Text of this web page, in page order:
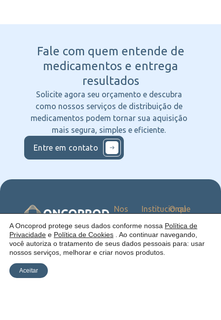
Fale com quem entende de
medicamentos e entrega
resultados
Solicite agora seu orçamento e descubra
como nossos serviços de distribuição de
medicamentos podem tornar sua aquisição
mais segura, simples e eficiente.
Entre em contato
Uma empresa:
Institucional
somos
Como
atuamos
Estrutura
Blog
O que
Serviços
Catálogo
Nos
nas
Redes
A Oncoprod protege seus dados conforme nossa Política de
Privacidade e Política de Cookies . Ao continuar navegando,
você autoriza o tratamento de seus dados pessoais para: usar
nossos serviços, melhorar e criar novos produtos.
Aceitar